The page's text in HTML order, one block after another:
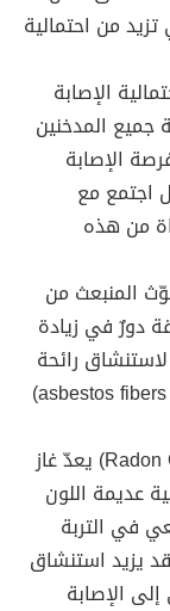
من احتمالية
الإصابة
جميع المدخنين
الإصابة
اجتمع مع
من هذه
المنبعث من
دورٌ في زيادة
رائحة
الأسبست أو الحرير الصخري (بالإنجليزية: asbestos fibers)
(بالإنجليزية: Radon Gas) يعدّ غاز
عديمة اللون
في التربة
يزيد استنشاق
الإصابة